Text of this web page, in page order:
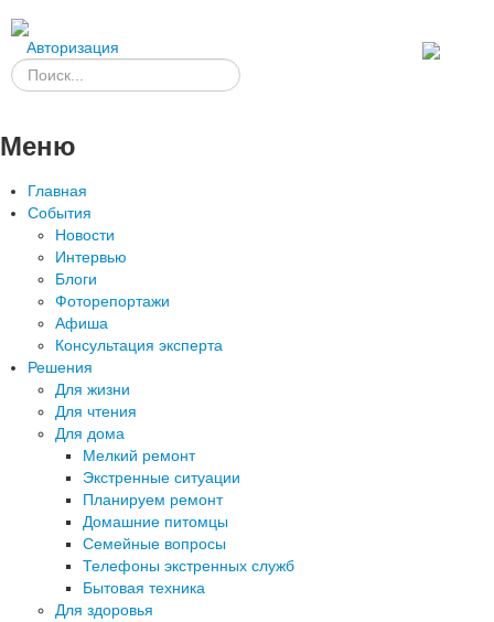
Авторизация
Меню
Главная
События
Новости
Интервью
Блоги
Фоторепортажи
Афиша
Консультация эксперта
Решения
Для жизни
Для чтения
Для дома
Мелкий ремонт
Экстренные ситуации
Планируем ремонт
Домашние питомцы
Семейные вопросы
Телефоны экстренных служб
Бытовая техника
Для здоровья